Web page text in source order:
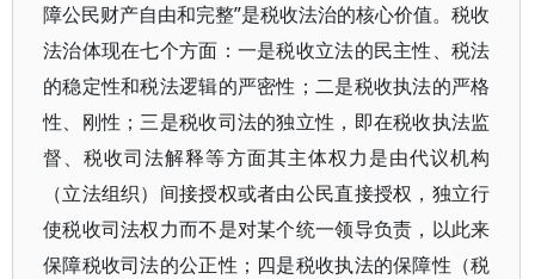
障公民财产自由和完整”是税收法治的核心价值。税收
法治体现在七个方面：一是税收立法的民主性、税法
的稳定性和税法逻辑的严密性；二是税收执法的严格
性、刚性；三是税收司法的独立性，即在税收执法监
督、税收司法解释等方面其主体权力是由代议机构
（立法组织）间接授权或者由公民直接授权，独立行
使税收司法权力而不是对某个统一领导负责，以此来
保障税收司法的公正性；四是税收执法的保障性（税